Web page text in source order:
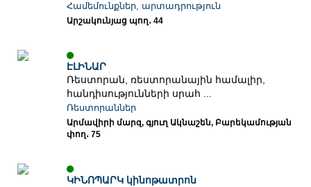
Համեմունքներ, արտադրություն
Արշակունյաց պող․ 44
ԷԼԻՆԱՐ
Ռեստորան, ռեստորանային համալիր,
հանդիսությունների սրահ ...
Ռեստորաններ
Արմավիրի մարզ, գյուղ Ակնաշեն, Բարեկամության
փող․ 75
ԿԻՆՈՊԱՐԿ կինոթատրոն